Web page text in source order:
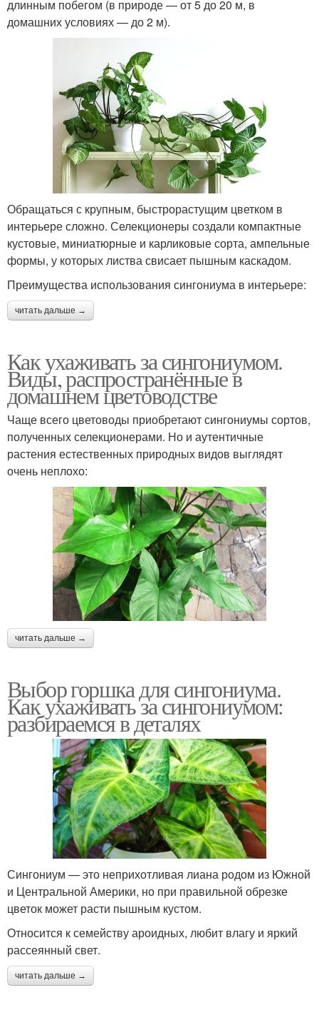
длинным побегом (в природе — от 5 до 20 м, в
домашних условиях — до 2 м).
Обращаться с крупным, быстрорастущим цветком в
интерьере сложно. Селекционеры создали компактные
кустовые, миниатюрные и карликовые сорта, ампельные
формы, у которых листва свисает пышным каскадом.
Преимущества использования сингониума в интерьере:
читать дальше →
Как ухаживать за сингониумом.
Виды, распространённые в
домашнем цветоводстве
Чаще всего цветоводы приобретают сингониумы сортов,
полученных селекционерами. Но и аутентичные
растения естественных природных видов выглядят
очень неплохо:
читать дальше →
Выбор горшка для сингониума.
Как ухаживать за сингониумом:
разбираемся в деталях
Сингониум — это неприхотливая лиана родом из Южной
и Центральной Америки, но при правильной обрезке
цветок может расти пышным кустом.
Относится к семейству ароидных, любит влагу и яркий
рассеянный свет.
читать дальше →